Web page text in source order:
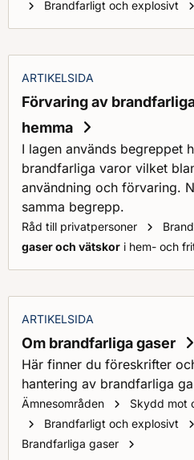
Brandfarligt och explosivt
ARTIKELSIDA
Förvaring av
hemma
I lagen används begreppet
brandfarliga varor vilket
användning och förvaring.
samma begrepp.
Råd till privatpersoner
gaser och vätskor i hem- och
ARTIKELSIDA
Om brandfarliga gaser
Här finner du föreskrifter
hantering av brandfarliga
Ämnesområden
Skydd mot
Brandfarligt och explosivt
Brandfarliga gaser